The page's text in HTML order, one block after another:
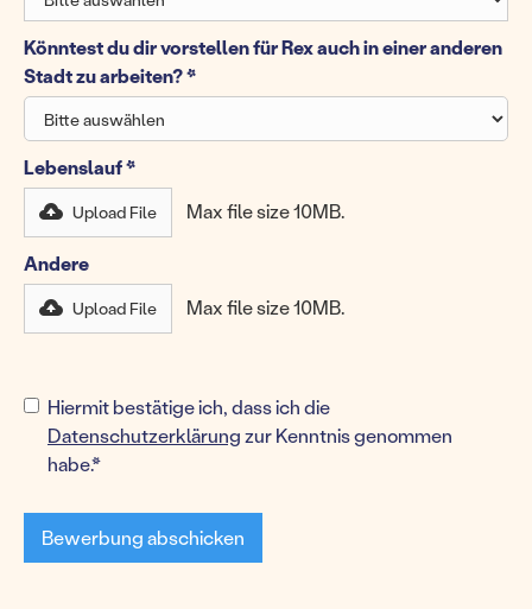
Könntest du dir vorstellen für Rex auch in einer anderen
Stadt zu arbeiten? *
Lebenslauf *
Upload File Max file size 10MB.
Andere
Upload File Max file size 10MB.
Upload
File
Max
file
size
Upload
File
file
Upload
File
file
Upload
File
Max
Hiermit bestätige ich, dass ich die
Datenschutzerklärungzur Kenntnis genommen
habe.*